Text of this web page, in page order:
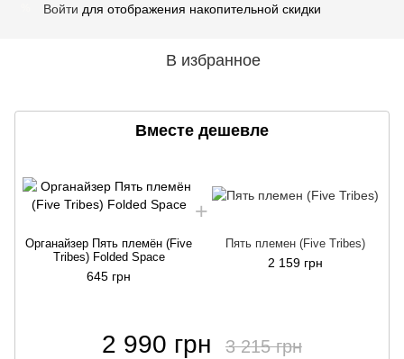
Войти для отображения накопительной скидки
В избранное
Вместе дешевле
Органайзер Пять племён (Five
Tribes) Folded Space
645 грн
Пять племен (Five Tribes)
2 159 грн
2 990 грн 3 215 грн